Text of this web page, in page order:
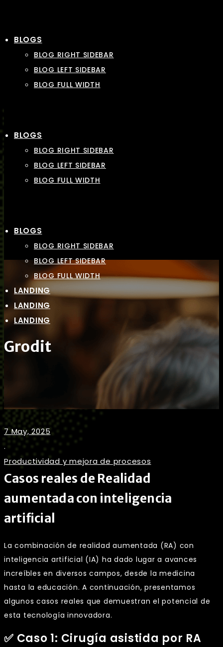
BLOGS
BLOG RIGHT SIDEBAR
BLOG LEFT SIDEBAR
BLOG FULL WIDTH
BLOGS
BLOG RIGHT SIDEBAR
BLOG LEFT SIDEBAR
BLOG FULL WIDTH
BLOGS
BLOG RIGHT SIDEBAR
BLOG LEFT SIDEBAR
BLOG FULL WIDTH
LANDING
LANDING
LANDING
Grodit
7 May, 2025
.
Productividad y mejora de procesos
Casos reales de Realidad
aumentada con inteligencia
artificial
La combinación de realidad aumentada (RA) con
inteligencia artificial (IA) ha dado lugar a avances
increíbles en diversos campos, desde la medicina
hasta la educación. A continuación, presentamos
algunos casos reales que demuestran el potencial de
esta tecnología innovadora.
✅ Caso 1: Cirugía asistida por RA